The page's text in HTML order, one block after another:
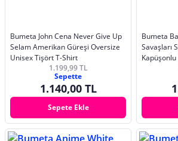
Bumeta John Cena Never Give Up
Selam Amerikan Güreşi Oversize
Unisex Tişört T-Shirt
1.199,99 TL
Sepette
1.140,00 TL
Sepete Ekle
Bumeta
Savaşları